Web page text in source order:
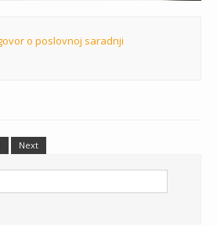
o poslovnoj saradnji
Next